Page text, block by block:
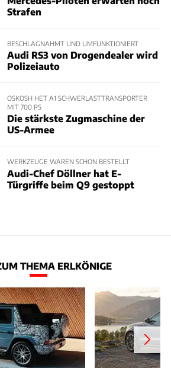
Strafen
BESCHLAGNAHMT UND UMFUNKTIONIERT
Audi RS3 von Drogendealer wird
Polizeiauto
OSKOSH HET A1 SCHWERLASTTRANSPORTER
MIT 700 PS
Die stärkste Zugmaschine der
US-Armee
WERKZEUGE WAREN SCHON BESTELLT
Audi-Chef Döllner hat E-
Türgriffe beim Q9 gestoppt
THEMA ERLKÖNIGE